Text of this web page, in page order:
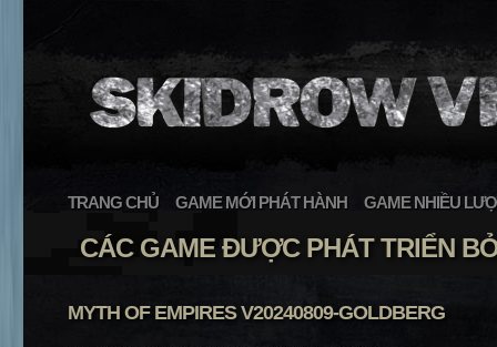
TRANG CHỦ GAME MỚI PHÁT HÀNH GAME NHIỀU
CÁC GAME ĐƯỢC PHÁT TRIỂN
MYTH OF EMPIRES V20240809-GOLDBERG